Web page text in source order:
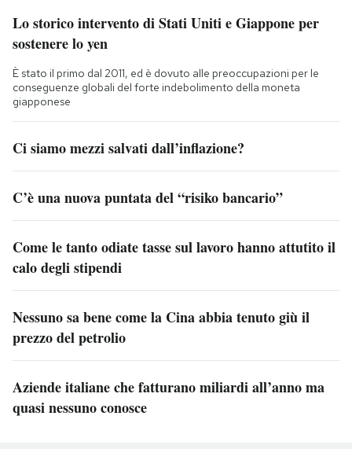
Lo storico intervento di Stati Uniti e Giappone per
sostenere lo yen
È stato il primo dal 2011, ed è dovuto alle preoccupazioni per le
conseguenze globali del forte indebolimento della moneta
giapponese
Ci siamo mezzi salvati dall’inflazione?
C’è una nuova puntata del “risiko bancario”
Come le tanto odiate tasse sul lavoro hanno attutito il
calo degli stipendi
Nessuno sa bene come la Cina abbia tenuto giù il
prezzo del petrolio
Aziende italiane che fatturano miliardi all’anno ma
quasi nessuno conosce